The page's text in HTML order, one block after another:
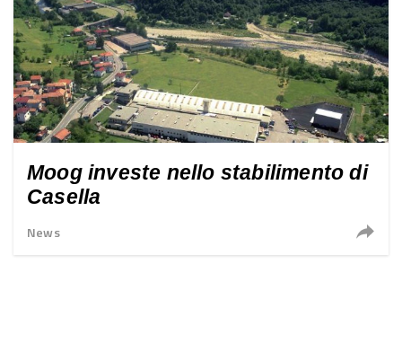
Moog investe nello stabilimento di
Casella
News